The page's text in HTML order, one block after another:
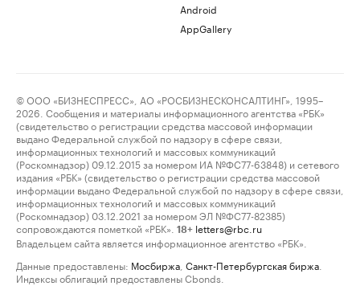
Android
AppGallery
© ООО «БИЗНЕСПРЕСС», АО «РОСБИЗНЕСКОНСАЛТИНГ», 1995–
2026. Сообщения и материалы информационного агентства «РБК»
(свидетельство о регистрации средства массовой информации
выдано Федеральной службой по надзору в сфере связи,
информационных технологий и массовых коммуникаций
(Роскомнадзор) 09.12.2015 за номером ИА №ФС77-63848) и сетевого
издания «РБК» (свидетельство о регистрации средства массовой
информации выдано Федеральной службой по надзору в сфере связи,
информационных технологий и массовых коммуникаций
(Роскомнадзор) 03.12.2021 за номером ЭЛ №ФС77-82385)
сопровождаются пометкой «РБК».
18+ letters@rbc.ru
Владельцем сайта является информационное агентство «РБК».
Данные предоставлены: Мосбиржа Санкт-Петербургская биржа
Индексы облигаций предоставлены Cbonds.